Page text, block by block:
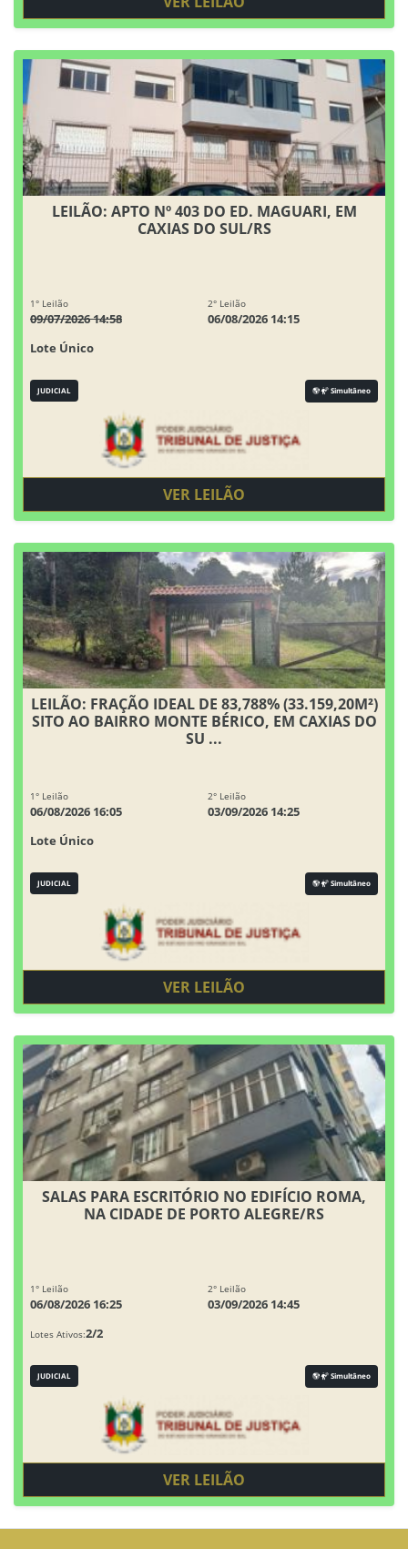
LEILÃO: APTO Nº 403 DO ED. MAGUARI, EM
CAXIAS DO SUL/RS
1° Leilão
09/07/2026 14:58
2° Leilão
06/08/2026 14:15
Lote Único
JUDICIAL Simultâneo
VER LEILÃO
LEILÃO: FRAÇÃO IDEAL DE 83,788% (33.159,20M²)
SITO AO BAIRRO MONTE BÉRICO, EM CAXIAS DO
SU ...
1° Leilão
06/08/2026 16:05
2° Leilão
03/09/2026 14:25
Lote Único
JUDICIAL Simultâneo
VER LEILÃO
SALAS PARA ESCRITÓRIO NO EDIFÍCIO ROMA,
NA CIDADE DE PORTO ALEGRE/RS
1° Leilão
06/08/2026 16:25
2° Leilão
03/09/2026 14:45
Lotes Ativos:2/2
JUDICIAL Simultâneo
VER LEILÃO